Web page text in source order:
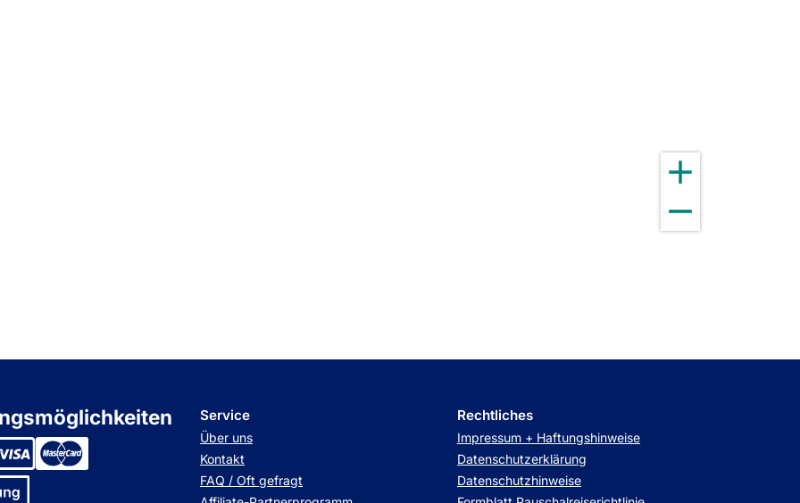
Service
Über uns
Kontakt
FAQ / Oft gefragt
Rechtliches
Impressum + Haftungshinweise
Datenschutzerklärung
Datenschutzhinweise